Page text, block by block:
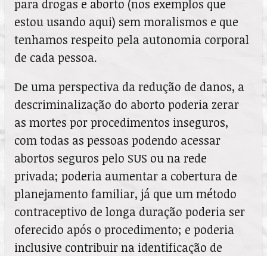
para drogas e aborto (nos exemplos que
estou usando aqui) sem moralismos e que
tenhamos respeito pela autonomia corporal
de cada pessoa.
De uma perspectiva da redução de danos, a
descriminalização do aborto poderia zerar
as mortes por procedimentos inseguros,
com todas as pessoas podendo acessar
abortos seguros pelo SUS ou na rede
privada; poderia aumentar a cobertura de
planejamento familiar, já que um método
contraceptivo de longa duração poderia ser
oferecido após o procedimento; e poderia
inclusive contribuir na identificação de